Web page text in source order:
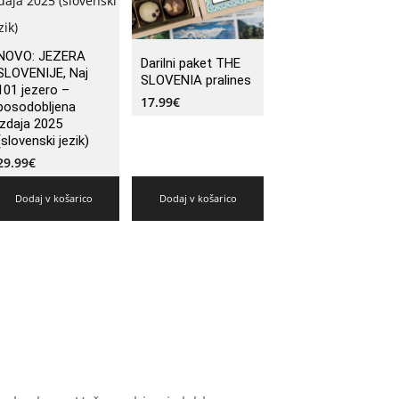
JEZERA
Naj
jezero –
2025
jezik)
€
Dodaj v košarico
Darilni paket THE
SLOVENIA pralines
17.99€
Dodaj v košarico